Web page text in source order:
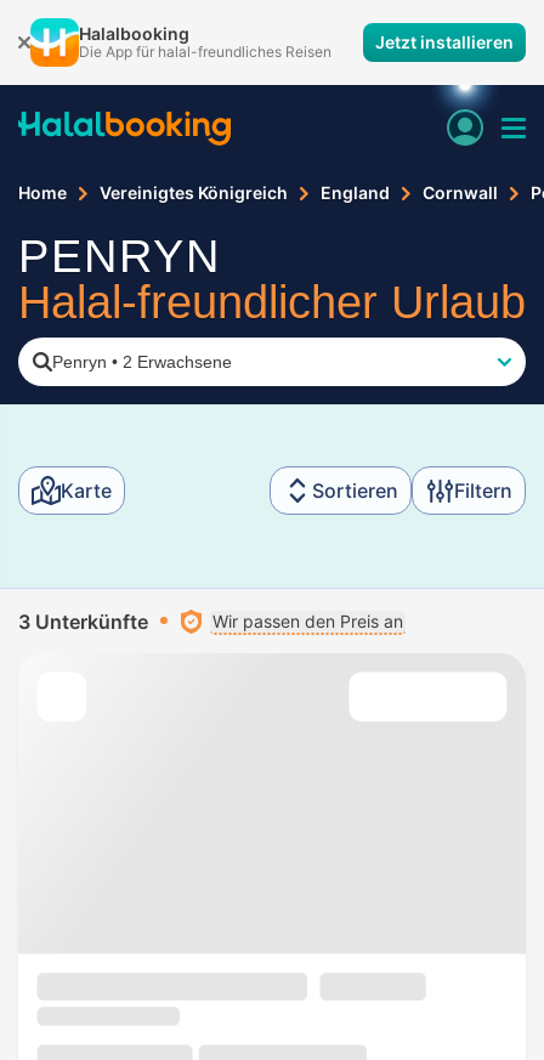
Halalbooking
Die App für halal-freundliches Reisen Jetzt installieren
Home Vereinigtes Königreich England Cornwall
PENRYN
Halal-freundlicher Urlaub
Penryn • 2 Erwachsene
Karte Sortieren Filtern
3 Unterkünfte Wir passen den Preis an